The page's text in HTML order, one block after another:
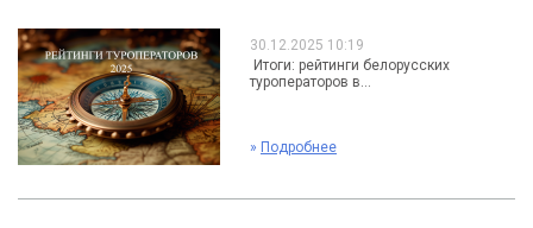
30.12.2025 10:19
Итоги: рейтинги белорусских
туроператоров в...
» Подробнее